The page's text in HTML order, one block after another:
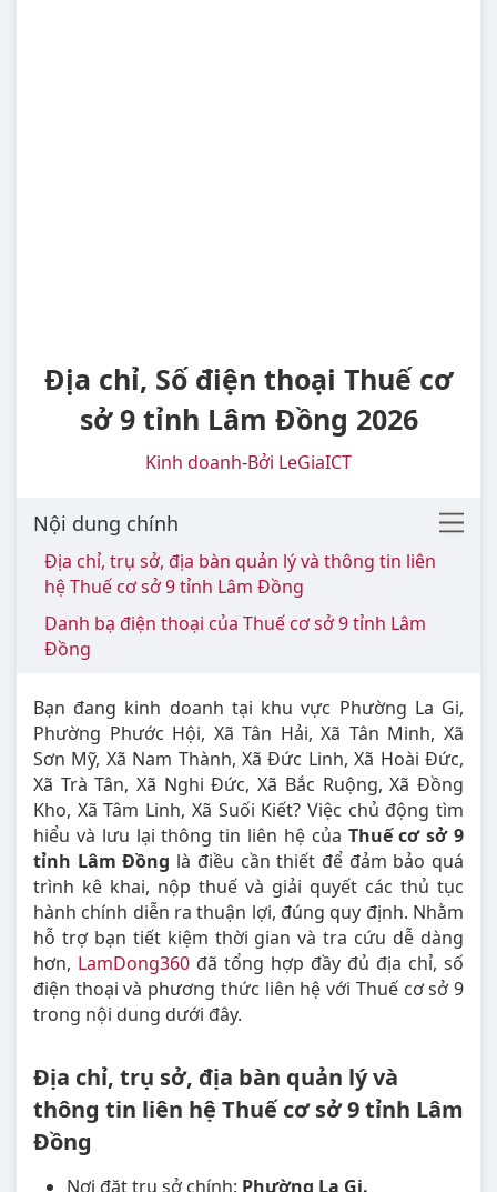
Địa chỉ, Số điện thoại Thuế cơ
sở 9 tỉnh Lâm Đồng 2026
Kinh doanh-Bởi LeGiaICT
Nội dung chính
Địa chỉ, trụ sở, địa bàn quản lý và thông tin liên
hệ Thuế cơ sở 9 tỉnh Lâm Đồng
Danh bạ điện thoại của Thuế cơ sở 9 tỉnh Lâm
Đồng
Bạn đang kinh doanh tại khu vực Phường La Gi,
Phường Phước Hội, Xã Tân Hải, Xã Tân Minh, Xã
Sơn Mỹ, Xã Nam Thành, Xã Đức Linh, Xã Hoài Đức,
Xã Trà Tân, Xã Nghi Đức, Xã Bắc Ruộng, Xã Đồng
Kho, Xã Tâm Linh, Xã Suối Kiết? Việc chủ động tìm
hiểu và lưu lại thông tin liên hệ của Thuế cơ sở 9
tỉnh Lâm Đồng là điều cần thiết để đảm bảo quá
trình kê khai, nộp thuế và giải quyết các thủ tục
hành chính diễn ra thuận lợi, đúng quy định. Nhằm
hỗ trợ bạn tiết kiệm thời gian và tra cứu dễ dàng
hơn, LamDong360 đã tổng hợp đầy đủ địa chỉ, số
điện thoại và phương thức liên hệ với Thuế cơ sở 9
trong nội dung dưới đây.
Địa chỉ, trụ sở, địa bàn quản lý và
thông tin liên hệ Thuế cơ sở 9 tỉnh Lâm
Đồng
Nơi đặt trụ sở chính: Phường La Gi.